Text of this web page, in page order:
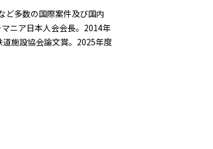
ど多数の国際案件及び国内
ニア日本人会会長。2014年
施設協会論文賞。2025年度